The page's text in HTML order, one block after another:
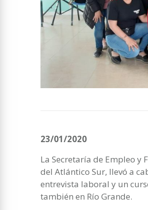
23/01/2020
La Secretaría de Empleo y
del Atlántico Sur, llevó a
entrevista laboral y un
también en Río Grande.